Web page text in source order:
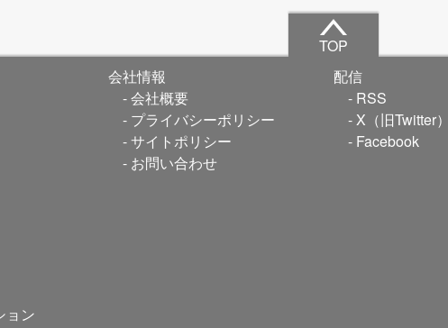
TOP
ョン
会社情報
会社概要
プライバシーポリシー
サイトポリシー
お問い合わせ
配信
RSS
X（旧Twitter）
Facebook